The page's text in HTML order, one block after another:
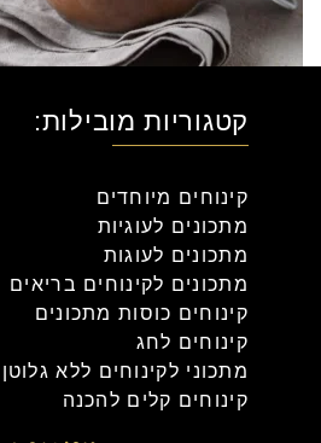
קטגוריות מובילות:
קינוחים מיוחדים
מתכונים לעוגיות
מתכונים לעוגות
מתכונים לקינוחים בריאים
קינוחים כוסות מתכונים
קינוחים לחג
מתכוני לקינוחים ללא גלוטן
קינוחים קלים להכנה